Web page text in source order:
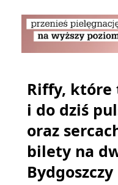
Riffy, które
i do dziś
oraz
bilety na
Bydgoszczy